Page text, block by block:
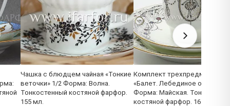
Чашка с блюдцем чайная «Тонкие
веточки» 1/2 Форма: Волна.
Тонкостенный костяной фарфор.
155 мл.
Комплект трехпредметный
«Балет. Лебединое озеро» 1/
Форма: Майская.
костяной фарфор. 165 мл.